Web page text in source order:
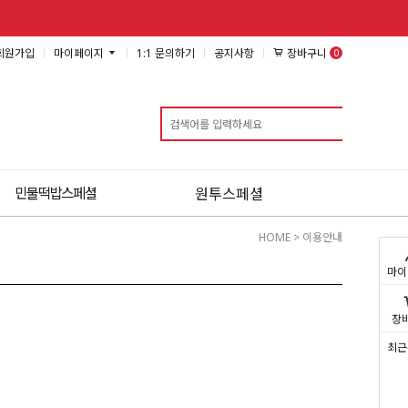
마
장
최
원가입 마이페이지 1:1 문의하기 공지사항 장바구니 0
민물떡밥스페셜 원투스페셜
HOME > 이용안내